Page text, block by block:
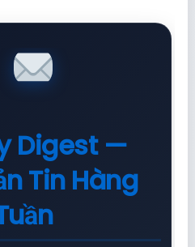
Digest —
Tin Hàng